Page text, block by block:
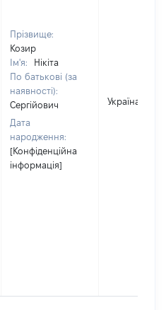
Прізвище:
Козир
Ім'я:
Нікіта
По батькові (за
наявності):
Сергійович
Дата
народження:
[Конфіденційна
інформація]
Україна